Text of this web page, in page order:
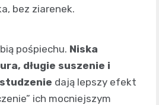
bez ziarenek.
pośpiechu. Niska
długie suszenie i
dają lepszy efekt
ich mocniejszym